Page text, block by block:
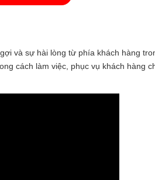
và sự hài lòng từ phía khách hàng
cách làm việc, phục vụ khách hàng